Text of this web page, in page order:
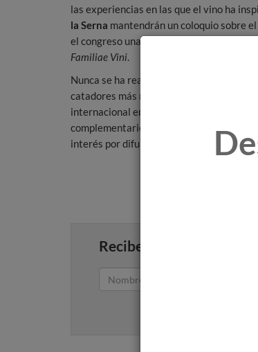
las experiencias en las que el vino ha
la Serna mantendrán un coloquio sobre
el congreso una cata monográfica de los
Familiae Vini.
Nunca se ha realizado un evento de
catadores más reputados del mundo
internacional en la que se debatirá y
complementariedad entre la comida y el
interés por difundir e investigar sobre la
Recibe artículos como